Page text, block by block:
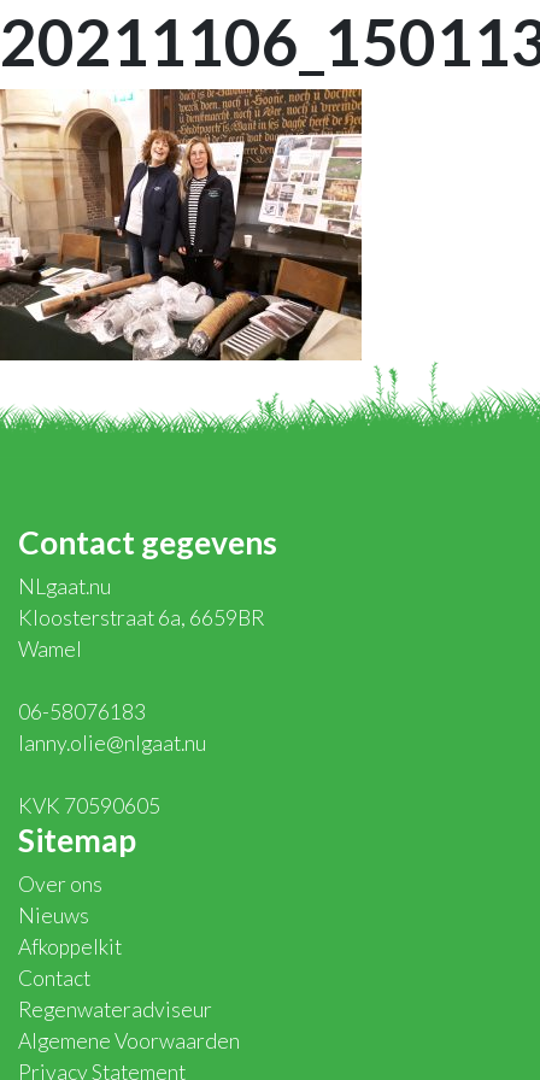
Contact gegevens
NLgaat.nu
Kloosterstraat 6a, 6659BR
Wamel
06-58076183
lanny.olie@nlgaat.nu
KVK 70590605
Sitemap
Over ons
Nieuws
Afkoppelkit
Contact
Regenwateradviseur
Algemene Voorwaarden
Privacy Statement